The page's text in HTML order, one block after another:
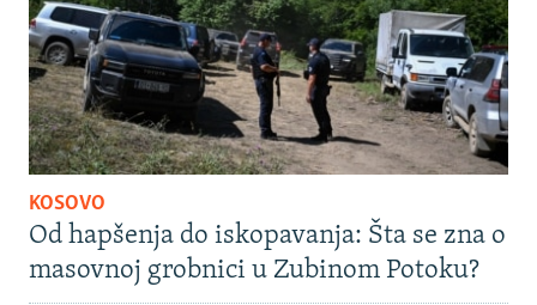
KOSOVO
Od hapšenja do iskopavanja: Šta se zna o
masovnoj grobnici u Zubinom Potoku?